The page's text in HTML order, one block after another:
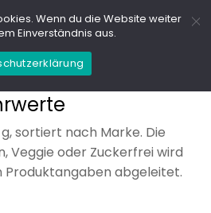
sortiert nach Marke. Die
Veggie oder Zuckerfrei wird
Produktangaben abgeleitet.
Wenn du die Website weiter
Einverständnis aus.